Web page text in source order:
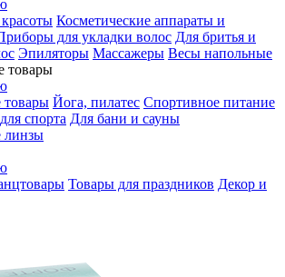
Косметические аппараты и
для укладки волос Для бритья и
Эпиляторы Массажеры Весы напольные
товары
Йога, пилатес Спортивное питание
спорта Для бани и сауны
линзы
Товары для праздников Декор и